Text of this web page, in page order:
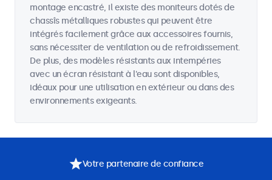
montage encastré, il existe des moniteurs dotés de
chassîs métalliques robustes qui peuvent être
intégrés facilement grâce aux accessoires fournis,
sans nécessiter de ventilation ou de refroidissement.
De plus, des modèles résistants aux intempéries
avec un écran résistant à l'eau sont disponibles,
idéaux pour une utilisation en extérieur ou dans des
environnements exigeants.
Votre partenaire de confiance